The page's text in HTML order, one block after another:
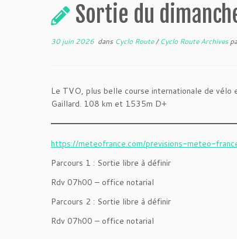
Sortie du
30 juin 2026 dans Cyclo Route/Cyclo Route Archives
Le TVO, plus belle course internationale de vélo
Gaillard. 108 km et 1535m D+
https://meteofrance.com/previsions-meteo-
Parcours 1 : Sortie libre à définir
Rdv 07h00 – office notarial
Parcours 2 : Sortie libre à définir
Rdv 07h00 – office notarial